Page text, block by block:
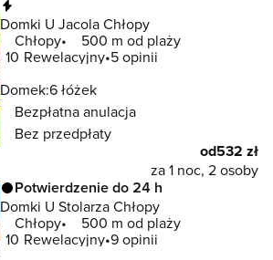
Domki U Jacola Chłopy
Chłopy
500 m od plaży
10 Rewelacyjny 5 opinii
Domek:6 łóżek
Bezpłatna anulacja
Bez przedpłaty
od532 zł
za 1 noc, 2 osoby
Potwierdzenie do 24 h
Domki U Stolarza Chłopy
Chłopy
500 m od plaży
10 Rewelacyjny 9 opinii